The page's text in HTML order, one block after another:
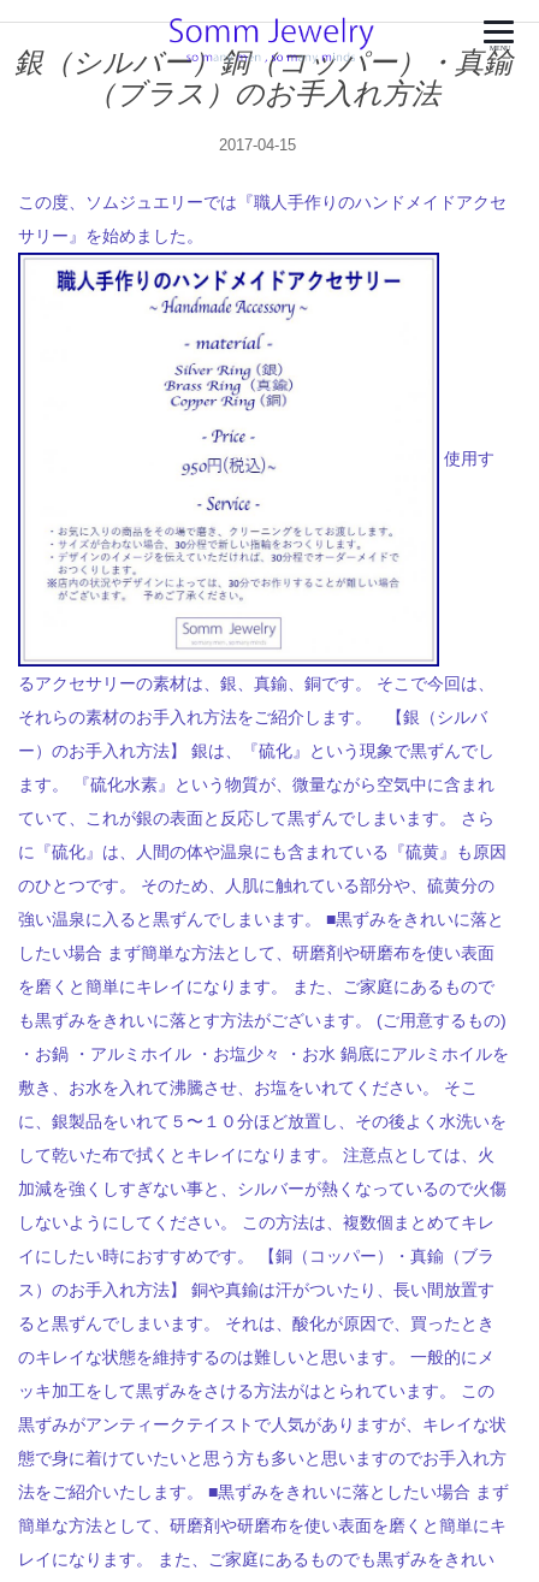
MENU
銀（シルバー）銅（コッパー）・真鍮
（ブラス）のお手入れ方法
2017-04-15
この度、ソムジュエリーでは『職人手作りのハンドメイドアクセ
サリー』を始めました。
使用す
るアクセサリーの素材は、銀、真鍮、銅です。 そこで今回は、
それらの素材のお手入れ方法をご紹介します。 【銀（シルバ
ー）のお手入れ方法】 銀は、『硫化』という現象で黒ずんでし
ます。 『硫化水素』という物質が、微量ながら空気中に含まれ
ていて、これが銀の表面と反応して黒ずんでしまいます。 さら
に『硫化』は、人間の体や温泉にも含まれている『硫黄』も原因
のひとつです。 そのため、人肌に触れている部分や、硫黄分の
強い温泉に入ると黒ずんでしまいます。 ■黒ずみをきれいに落と
したい場合 まず簡単な方法として、研磨剤や研磨布を使い表面
を磨くと簡単にキレイになります。 また、ご家庭にあるもので
も黒ずみをきれいに落とす方法がございます。 (ご用意するもの)
・お鍋 ・アルミホイル ・お塩少々 ・お水 鍋底にアルミホイルを
敷き、お水を入れて沸騰させ、お塩をいれてください。 そこ
に、銀製品をいれて５〜１０分ほど放置し、その後よく水洗いを
して乾いた布で拭くとキレイになります。 注意点としては、火
加減を強くしすぎない事と、シルバーが熱くなっているので火傷
しないようにしてください。 この方法は、複数個まとめてキレ
イにしたい時におすすめです。 【銅（コッパー）・真鍮（ブラ
ス）のお手入れ方法】 銅や真鍮は汗がついたり、長い間放置す
ると黒ずんでしまいます。 それは、酸化が原因で、買ったとき
のキレイな状態を維持するのは難しいと思います。 一般的にメ
ッキ加工をして黒ずみをさける方法がはとられています。 この
黒ずみがアンティークテイストで人気がありますが、キレイな状
態で身に着けていたいと思う方も多いと思いますのでお手入れ方
法をご紹介いたします。 ■黒ずみをきれいに落としたい場合 まず
簡単な方法として、研磨剤や研磨布を使い表面を磨くと簡単にキ
レイになります。 また、ご家庭にあるものでも黒ずみをきれい